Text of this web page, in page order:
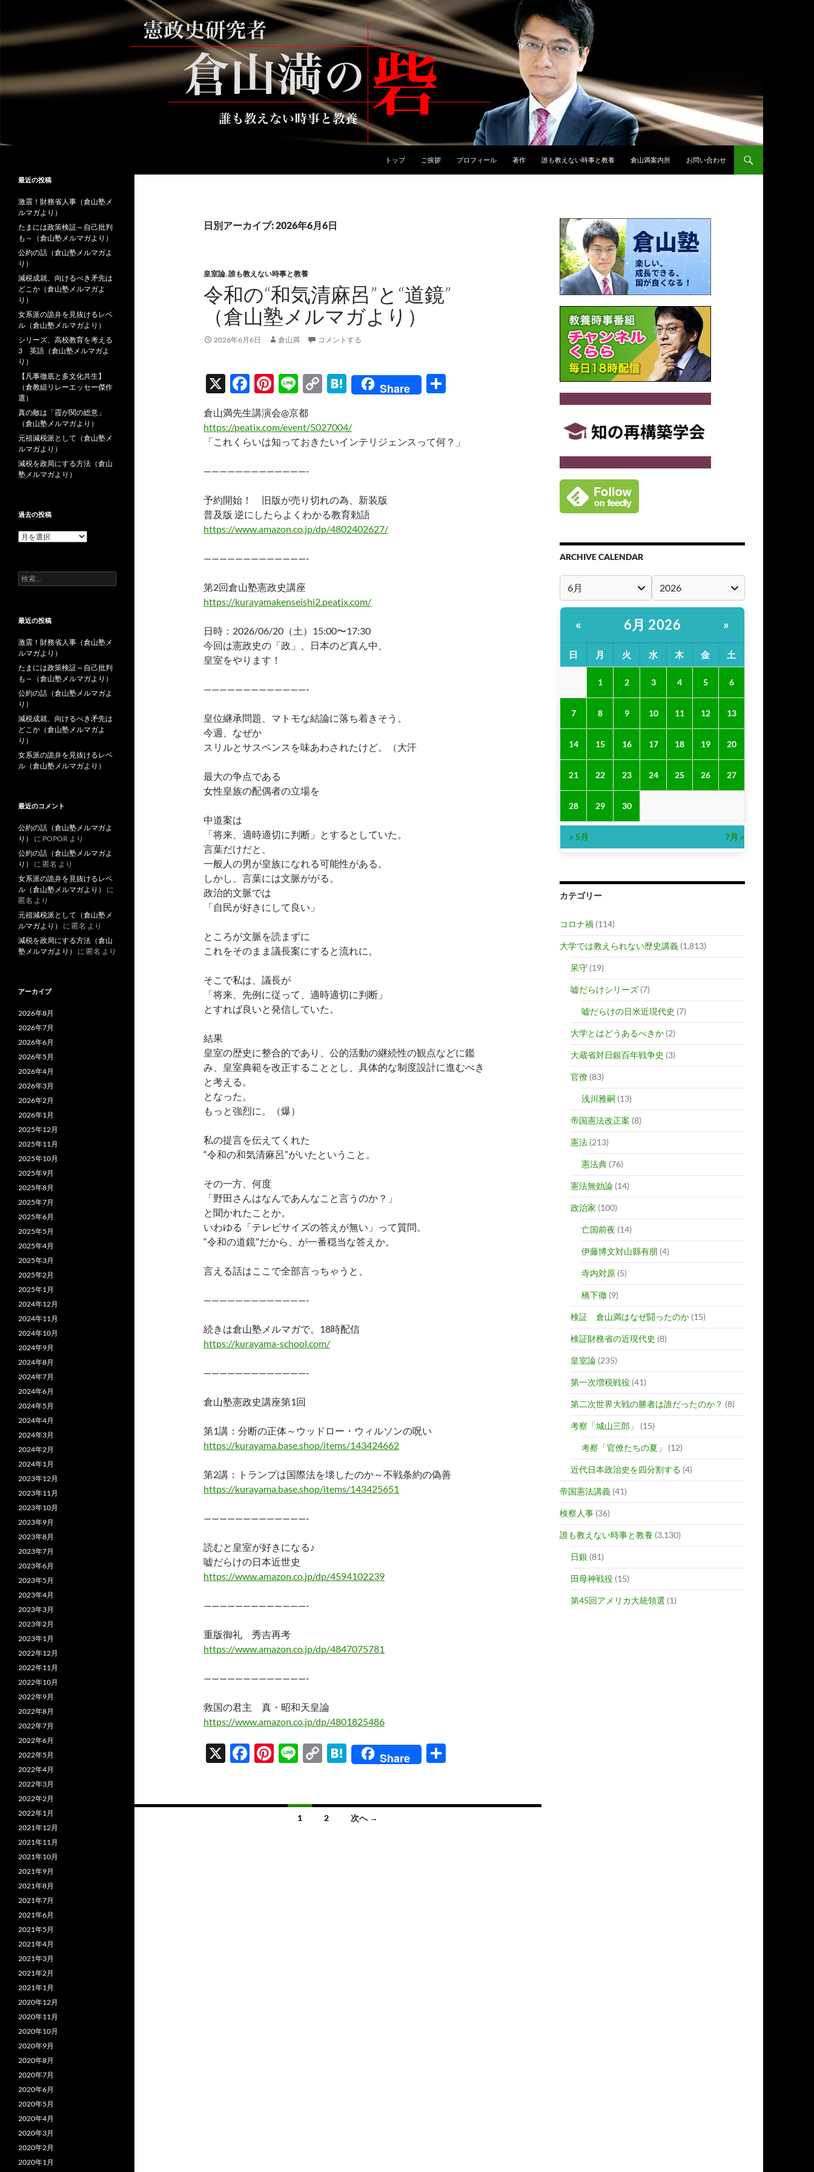
テ
ン
へ
ス
トップ ご挨拶 プロフィール 著作 誰も教えない時事と教養 倉山満案内所 お問い合わせ
日別アーカイブ: 2026年6月6日
皇室論,誰も教えない時事と教養
令和の“和気清麻呂”と“道鏡”
（倉山塾メルマガより）
2026年6月6日 倉山満 コメントする
X
F
ac
e
b
o
Pi
nt
er
es
Li
n
e
C
p
y
k
H
at
e
n
Share
倉山満先生講演会@京都
https://peatix.com/event/5027004/
「これくらいは知っておきたいインテリジェンスって何？」
—————————————-
予約開始！ 旧版が売り切れの為、新装版
普及版 逆にしたらよくわかる教育勅語
https://www.amazon.co.jp/dp/4802402627/
—————————————-
第2回倉山塾憲政史講座
https://kurayamakenseishi2.peatix.com/
日時：2026/06/20（土）15:00〜17:30
今回は憲政史の「政」、日本のど真ん中、
皇室をやります！
—————————————-
皇位継承問題、マトモな結論に落ち着きそう。
今週、なぜか
スリルとサスペンスを味あわされたけど。（大汗
最大の争点である
女性皇族の配偶者の立場を
中道案は
「将来、適時適切に判断」とするとしていた。
言葉だけだと、
一般人の男が皇族になれる可能性がある。
しかし、言葉には文脈ががる。
政治的文脈では
「自民が好きにして良い」
ところが文脈を読まずに
これをそのまま議長案にすると流れに。
そこで私は、議長が
「将来、先例に従って、適時適切に判断」
とすれば良いと発信していた。
結果
皇室の歴史に整合的であり、公的活動の継続性の観点などに鑑
み、皇室典範を改正することとし、具体的な制度設計に進むべき
と考える。
となった。
もっと強烈に。（爆）
私の提言を伝えてくれた
“令和の和気清麻呂”がいたということ。
その一方、何度
「野田さんはなんであんなこと言うのか？」
と聞かれたことか。
いわゆる「テレビサイズの答えが無い」って質問。
“令和の道鏡”だから、が一番穏当な答えか。
言える話はここで全部言っちゃうと、
—————————————-
続きは倉山塾メルマガで。18時配信
https://kurayama-school.com/
—————————————-
倉山塾憲政史講座第1回
第1講：分断の正体～ウッドロー・ウィルソンの呪い
https://kurayama.base.shop/items/143424662
第2講：トランプは国際法を壊したのか～不戦条約の偽善
https://kurayama.base.shop/items/143425651
—————————————-
読むと皇室が好きになる♪
嘘だらけの日本近世史
https://www.amazon.co.jp/dp/4594102239
—————————————-
重版御礼 秀吉再考
https://www.amazon.co.jp/dp/4847075781
—————————————-
救国の君主 真・昭和天皇論
https://www.amazon.co.jp/dp/4801825486
X
F
b
Pi
es
Li
C
y
H
at
n
a
Share
1 2 次へ →
ARCHIVE CALENDAR
« 6月 2026 »
日 月 火 水 木 金 土
1 2 3 4 5 6
7 8 9 10 11 12 13
14 15 16 17 18 19 20
21 22 23 24 25 26 27
28 29 30
« 5月 7月 »
カテゴリー
コロナ禍 (114)
大学では教えられない歴史講義 (1,813)
呆守 (19)
嘘だらけシリーズ (7)
嘘だらけの日米近現代史 (7)
大学とはどうあるべきか (2)
大蔵省対日銀百年戦争史 (3)
官僚 (83)
浅川雅嗣 (13)
帝国憲法改正案 (8)
憲法 (213)
憲法典 (76)
憲法無効論 (14)
政治家 (100)
亡国前夜 (14)
伊藤博文対山縣有朋 (4)
寺内対原 (5)
橋下徹 (9)
検証 倉山満はなぜ闘ったのか (15)
検証財務省の近現代史 (8)
皇室論 (235)
第一次増税戦役 (41)
第二次世界大戦の勝者は誰だったのか？ (8)
考察「城山三郎」 (15)
考察「官僚たちの夏」 (12)
近代日本政治史を四分割する (4)
帝国憲法講義 (41)
検察人事 (36)
誰も教えない時事と教養 (3,130)
日銀 (81)
田母神戦役 (15)
第45回アメリカ大統領選 (1)
倉山満の砦～誰も教えない時事と教
最近の投稿
激震！財務省人事（倉山塾メ
ルマガより）
たまには政策検証～自己批判
も～（倉山塾メルマガより）
公約の話（倉山塾メルマガよ
り）
減税成就、向けるべき矛先は
どこか（倉山塾メルマガよ
り）
女系派の詭弁を見抜けるレベ
ル（倉山塾メルマガより）
シリーズ、高校教育を考える
3 英語（倉山塾メルマガよ
り）
【凡事徹底と多文化共生】
（倉教組リレーエッセー傑作
選）
真の敵は「霞が関の総意」
（倉山塾メルマガより）
元祖減税派として（倉山塾メ
ルマガより）
減税を政局にする方法（倉山
塾メルマガより）
過去の投稿
過
稿
検
索:
最近の投稿
激震！財務省人事（倉山塾メ
ルマガより）
たまには政策検証～自己批判
も～（倉山塾メルマガより）
公約の話（倉山塾メルマガよ
り）
減税成就、向けるべき矛先は
どこか（倉山塾メルマガよ
り）
女系派の詭弁を見抜けるレベ
ル（倉山塾メルマガより）
最近のコメント
公約の話（倉山塾メルマガよ
り）
に POPOR より
公約の話（倉山塾メルマガよ
り）
に 匿名 より
女系派の詭弁を見抜けるレベ
ル（倉山塾メルマガより）
に
匿名 より
元祖減税派として（倉山塾メ
ルマガより）
に 匿名 より
減税を政局にする方法（倉山
塾メルマガより）
に 匿名 より
アーカイブ
2026年8月
2026年7月
2026年6月
2026年5月
2026年4月
2026年3月
2026年2月
2026年1月
2025年12月
2025年11月
2025年10月
2025年9月
2025年8月
2025年7月
2025年6月
2025年5月
2025年4月
2025年3月
2025年2月
2025年1月
2024年12月
2024年11月
2024年10月
2024年9月
2024年8月
2024年7月
2024年6月
2024年5月
2024年4月
2024年3月
2024年2月
2024年1月
2023年12月
2023年11月
2023年10月
2023年9月
2023年8月
2023年7月
2023年6月
2023年5月
2023年4月
2023年3月
2023年2月
2023年1月
2022年12月
2022年11月
2022年10月
2022年9月
2022年8月
2022年7月
2022年6月
2022年5月
2022年4月
2022年3月
2022年2月
2022年1月
2021年12月
2021年11月
2021年10月
2021年9月
2021年8月
2021年7月
2021年6月
2021年5月
2021年4月
2021年3月
2021年2月
2021年1月
2020年12月
2020年11月
2020年10月
2020年9月
2020年8月
2020年7月
2020年6月
2020年5月
2020年4月
2020年3月
2020年2月
2020年1月